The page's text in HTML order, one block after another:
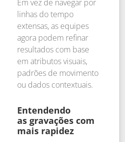
Em vez de navegar por
linhas do tempo
extensas, as equipes
agora podem refinar
resultados com base
em atributos visuais,
padrões de movimento
ou dados contextuais.
Entendendo
as gravações com
mais rapidez